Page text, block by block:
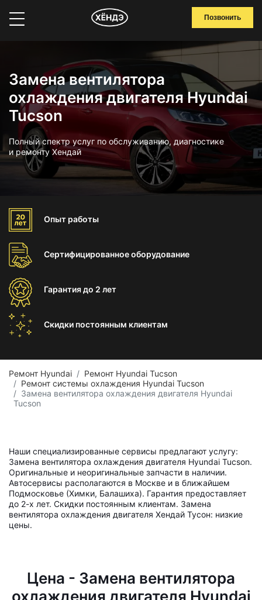
Позвонить
Замена вентилятора
охлаждения двигателя Hyundai
Tucson
Полный спектр услуг по обслуживанию, диагностике
и ремонту Хендай
Опыт работы
Сертифицированноеоборудование
Гарантиядо 2 лет
Скидки постоянным клиентам
Ремонт Hyundai
Ремонт Hyundai Tucson
Ремонт системы охлаждения Hyundai Tucson
Замена вентилятора охлаждения двигателя Hyundai
Tucson
Наши специализированные сервисы предлагают услугу:
Замена вентилятора охлаждения двигателя Hyundai Tucson.
Оригинальные и неоригинальные запчасти в наличии.
Автосервисы располагаются в Москве и в ближайшем
Подмосковье (Химки, Балашиха). Гарантия предоставляет
до 2-х лет. Скидки постоянным клиентам. Замена
вентилятора охлаждения двигателя Хендай Тусон: низкие
цены.
Цена - Замена вентилятора
охлаждения двигателя Hyundai